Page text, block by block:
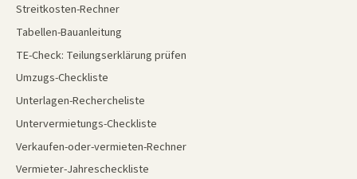
Streitkosten-Rechner
Tabellen-Bauanleitung
TE-Check: Teilungserklärung prüfen
Umzugs-Checkliste
Unterlagen-Rechercheliste
Untervermietungs-Checkliste
Verkaufen-oder-vermieten-Rechner
Vermieter-Jahrescheckliste